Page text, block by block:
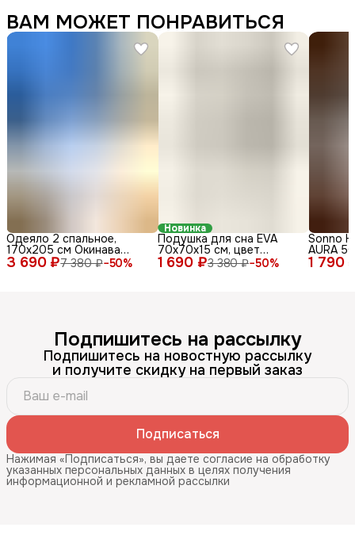
ВАМ МОЖЕТ ПОНРАВИТЬСЯ
3 690 ₽7 380 ₽−50%
Одеяло 2 спальное,
170х205 см Окинава
всесезонное, стеганое, с
гипоаллергенным
Новинка
1 690 ₽3 380 ₽−50%
Подушка для сна EVA
70x70х15 см, цвет
бежевый, мягкая и
упругая, гипоаллергенный
1 790
Sonno
AURA
Подпишитесь на рассылку
Подпишитесь на новостную рассылку
и получите скидку на первый заказ
Подписаться
Нажимая «Подписаться», вы даете согласие на обработку
указанных персональных данных в целях получения
информационной и рекламной рассылки